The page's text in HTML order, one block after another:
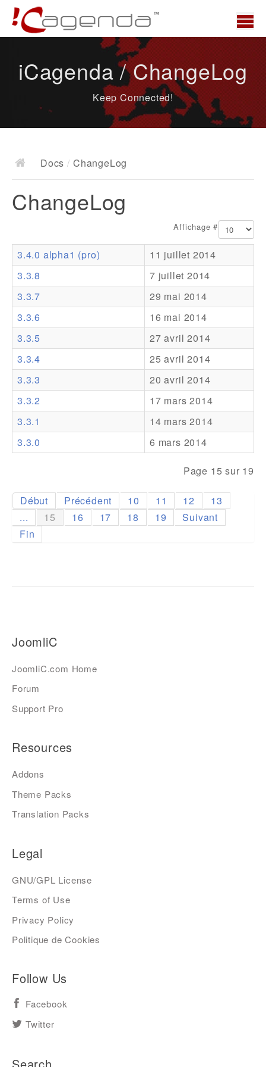
News
Docs
Documentation
Ressources
Addons
Theme Packs
Translation Packs
Support
Forum
iCagenda / ChangeLog
Keep Connected!
Docs / ChangeLog
ChangeLog
Affichage #
3.4.0 alpha1 (pro)
11 juillet 2014
3.3.8
7 juillet 2014
3.3.7
29 mai 2014
3.3.6
16 mai 2014
3.3.5
27 avril 2014
3.3.4
25 avril 2014
3.3.3
20 avril 2014
3.3.2
17 mars 2014
3.3.1
14 mars 2014
3.3.0
6 mars 2014
Page 15 sur 19
Début Précédent 10 11 12
13
...
15 16 17 18 19
Suivant
Fin
JoomliC
JoomliC.com Home
Forum
Support Pro
Resources
Addons
Theme Packs
Translation Packs
Legal
GNU/GPL License
Terms of Use
Privacy Policy
Politique de Cookies
Follow Us
Facebook
Twitter